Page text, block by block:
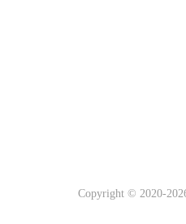
Copyright © 2020-